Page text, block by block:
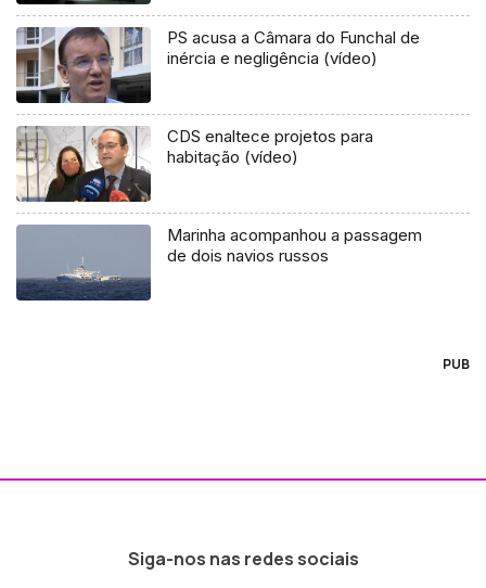
PS acusa a Câmara do Funchal de
inércia e negligência (vídeo)
CDS enaltece projetos para
habitação (vídeo)
Marinha acompanhou a passagem
de dois navios russos
PUB
Siga-nos nas redes sociais